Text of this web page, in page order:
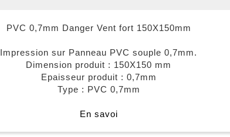
PVC 0,7mm Danger Vent fort 150X150mm
Impression sur Panneau PVC souple 0,7mm.
Dimension produit : 150X150 mm
Epaisseur produit : 0,7mm
Type : PVC 0,7mm
En savoi